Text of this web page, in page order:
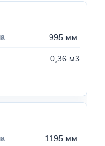
995 мм.
0,36 м3
1195 мм.